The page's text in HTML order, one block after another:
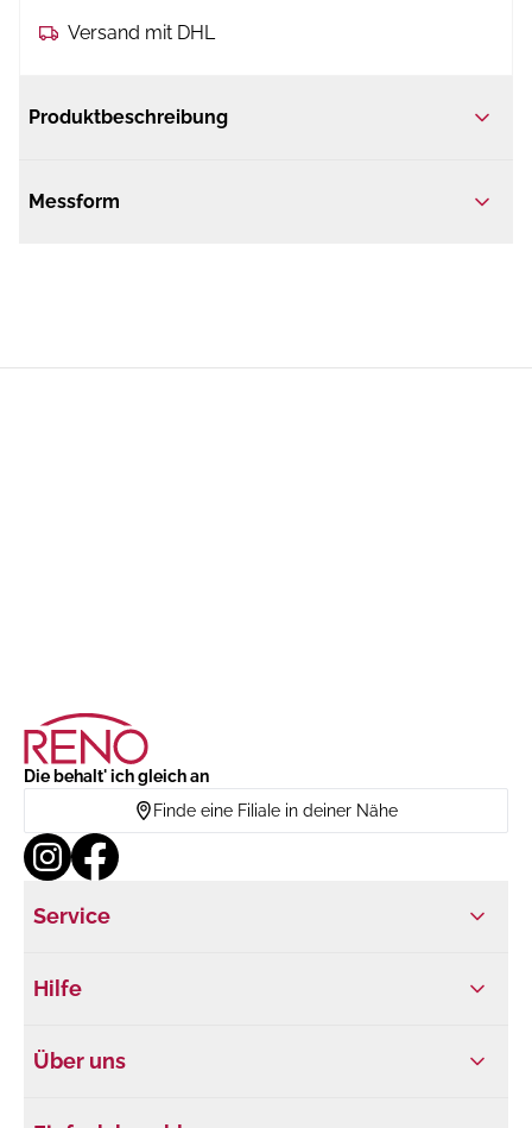
Versand mit DHL
Produktbeschreibung
Messform
Die behalt' ich gleich an
Finde eine Filiale in deiner Nähe
Service
Hilfe
Über uns